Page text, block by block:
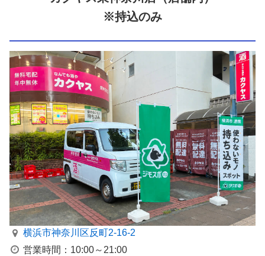
※持込のみ
横浜市神奈川区反町2-16-2
営業時間：10:00～21:00